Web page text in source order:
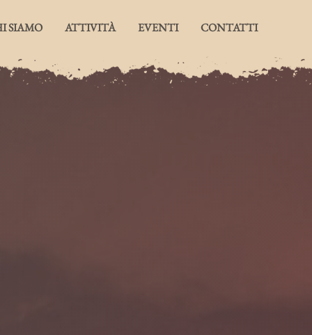
SIAMO ATTIVITÀ EVENTI CONTATTI